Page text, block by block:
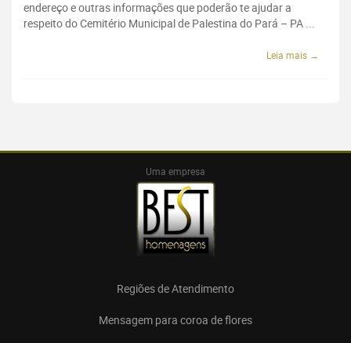
endereço e outras informações que poderão te ajudar a
respeito do Cemitério Municipal de Palestina do Pará – PA ...
Leia mais →
Uma empresa
Regiões de Atendimento
Mensagem para coroa de flores